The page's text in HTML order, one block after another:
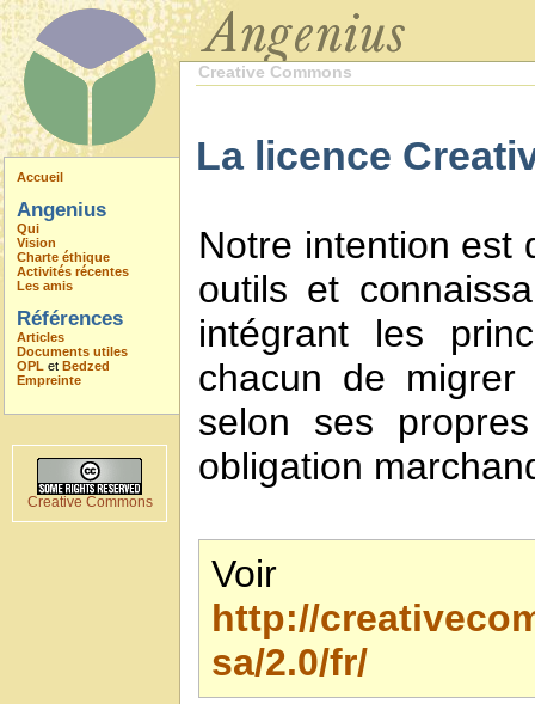
Accueil
Angenius
Qui
Vision
Charte éthique
Activités récentes
Les amis
Références
Articles
Documents utiles
OPL et Bedzed
Empreinte
Creative Commons
Creative Commons
La licence
Notre intention est
outils et
intégrant les
chacun de
selon ses
obligation
Voir
http://
sa/2.0/fr/